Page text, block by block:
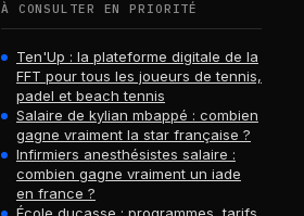
À CONSULTER EN PRIORITÉ
Ten'Up : la plateforme digitale de la
FFT pour tous les joueurs de tennis,
padel et beach tennis
Salaire de kylian mbappé : combien
gagne vraiment la star française ?
Infirmiers anesthésistes salaire :
combien gagne vraiment un iade
en france ?